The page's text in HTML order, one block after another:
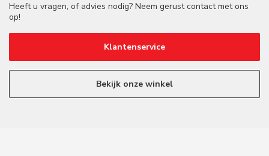
Heeft u vragen, of advies nodig? Neem gerust contact met ons
op!
Klantenservice
Bekijk onze winkel